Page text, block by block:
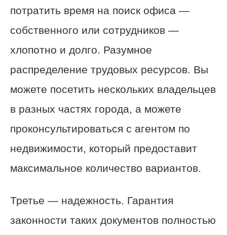
потратить время на поиск офиса —
собственного или сотрудников —
хлопотно и долго. Разумное
распределение трудовых ресурсов. Вы
можете посетить нескольких владельцев
в разных частях города, а можете
проконсультироваться с агентом по
недвижимости, который предоставит
максимальное количество вариантов.
Третье — надежность. Гарантия
законности таких документов полностью